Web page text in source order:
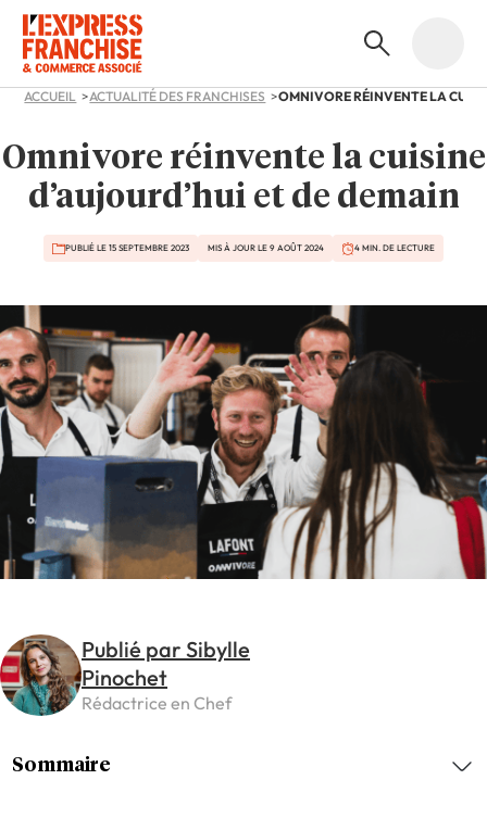
ACCUEIL ACTUALITÉ DES FRANCHISES
Omnivore réinvente la cuisine
d’aujourd’hui et de demain
PUBLIÉ LE 15 SEPTEMBRE 2023 MIS À JOUR LE 9 AOÛT 2024 4 MIN. DE LECTURE
Publié par Sibylle
Pinochet
Rédactrice en Chef
Sommaire